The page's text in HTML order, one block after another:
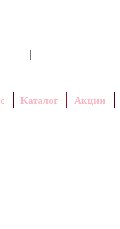
Каталог Акции